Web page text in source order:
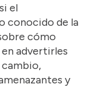
el
conocido de la
cómo
advertirles
y